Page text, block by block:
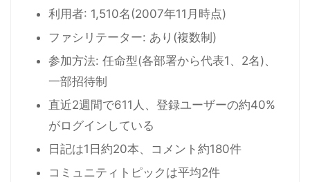
利用者: 1,510名(2007年11月時点)
ファシリテーター: あり(複数制)
参加方法: 任命型(各部署から代表1、2名)、
一部招待制
直近2週間で611人、登録ユーザーの約40%
がログインしている
日記は1日約20本、コメント約180件
コミュニティトピックは平均2件